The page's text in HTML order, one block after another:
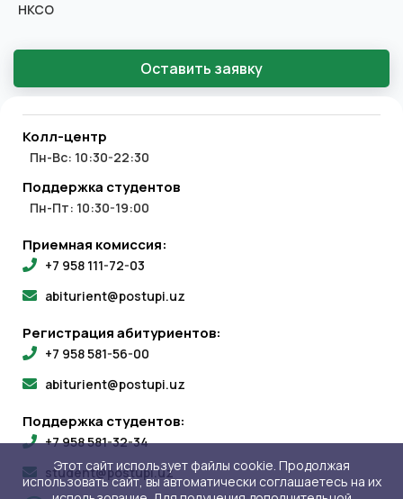
НКСО
Оставить заявку
Колл-центр
Пн-Вс: 10:30-22:30
Поддержка студентов
Пн-Пт: 10:30-19:00
Приемная комиссия:
+7 958 111-72-03
abiturient@postupi.uz
Регистрация абитуриентов:
+7 958 581-56-00
abiturient@postupi.uz
Поддержка студентов:
+7 958 581-32-34
student@postupi.uz
Этот сайт использует файлы cookie. Продолжая
использовать сайт, вы автоматически соглашаетесь на их